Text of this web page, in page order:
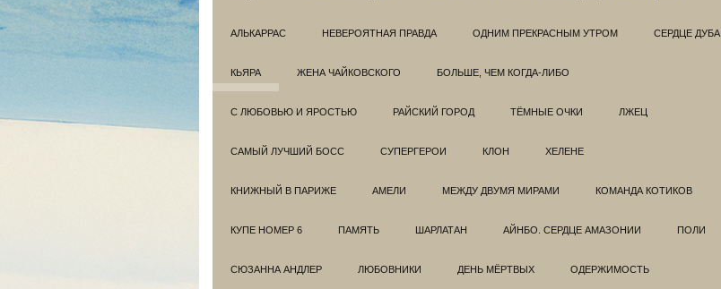
АЛЬКАРРАС НЕВЕРОЯТНАЯ ПРАВДА ОДНИМ ПРЕКРАСНЫМ УТРОМ СЕРДЦЕ ДУБА
КЬЯРА ЖЕНА ЧАЙКОВСКОГО БОЛЬШЕ, ЧЕМ КОГДА-ЛИБО
С ЛЮБОВЬЮ И ЯРОСТЬЮ РАЙСКИЙ ГОРОД ТЁМНЫЕ ОЧКИ ЛЖЕЦ
САМЫЙ ЛУЧШИЙ БОСС СУПЕРГЕРОИ КЛОН ХЕЛЕНЕ
КНИЖНЫЙ В ПАРИЖЕ АМЕЛИ МЕЖДУ ДВУМЯ МИРАМИ КОМАНДА КОТИКОВ
КУПЕ НОМЕР 6 ПАМЯТЬ ШАРЛАТАН АЙНБО. СЕРДЦЕ АМАЗОНИИ ПОЛИ
СЮЗАННА АНДЛЕР ЛЮБОВНИКИ ДЕНЬ МЁРТВЫХ ОДЕРЖИМОСТЬ